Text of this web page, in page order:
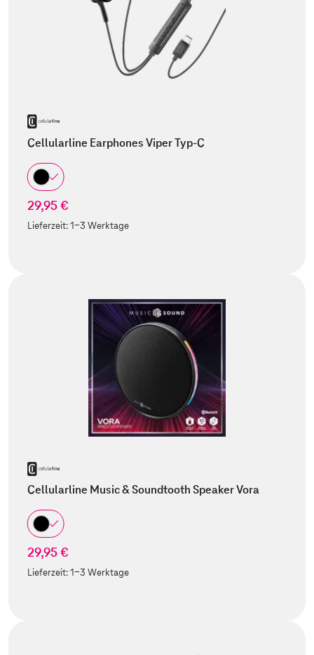
Cellularline Earphones Viper Typ-C
29,95 €
Lieferzeit:1-3 Werktage
Cellularline Music & Soundtooth Speaker Vora
29,95 €
Lieferzeit:1-3 Werktage